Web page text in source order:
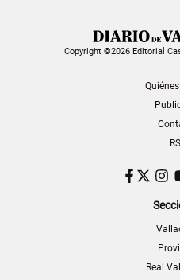
Copyright ©2026 Editorial
Real